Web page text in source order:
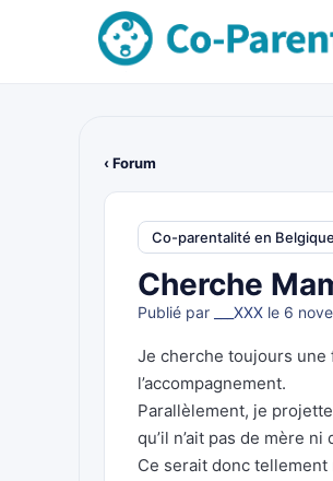
‹ Forum
Co-parentalité en Belgique
Cherche
Publié par ___XXX le 6
Je cherche toujours une
l’accompagnement.
Parallèlement, je projette
qu’il n’ait pas de mère
Ce serait donc tellement